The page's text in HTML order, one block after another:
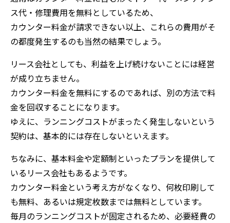
ス代・修理費用を無料としているため、
カウンター料金が請求できない以上、これらの費用がそ
の都度発生するのも当然の結果でしょう。
リース会社としても、利益を上げ続けないことには経営
が成り立ちません。
カウンター料金を無料にするのであれば、別の方法で料
金を回収することになります。
ゆえに、ランニングコストがまったく発生しないという
契約は、基本的には存在しないといえます。
ちなみに、基本料金や定額制といったプランを提供して
いるリース会社もあるようです。
カウンター料金という考え方がなくなり、何枚印刷して
も無料、あるいは規定枚数までは無料としています。
毎月のランニングコストが固定されるため、必要経費の